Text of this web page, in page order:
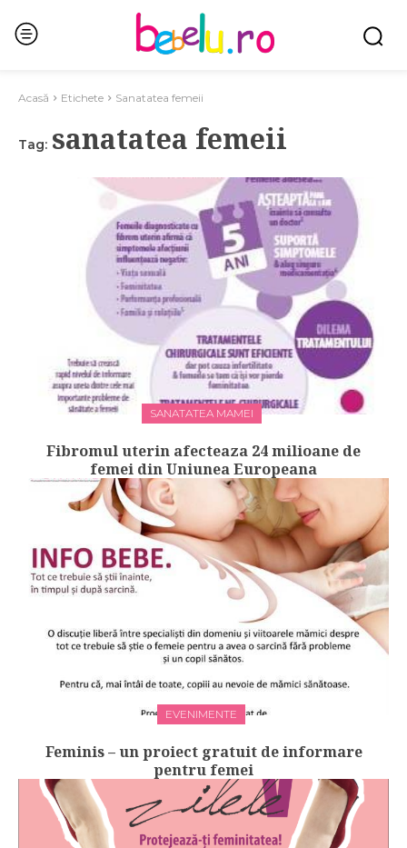
Acasă Etichete Sanatatea femeii
Tag: sanatatea femeii
SANATATEA MAMEI
Fibromul uterin afecteaza 24 milioane de
femei din Uniunea Europeana
EVENIMENTE
Feminis – un proiect gratuit de informare
pentru femei